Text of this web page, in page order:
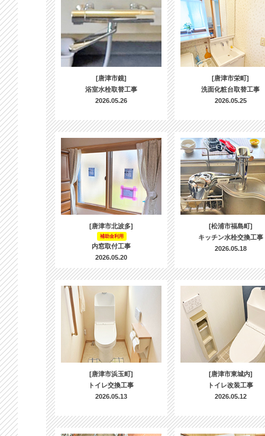
[唐津市鏡]
浴室水栓取替工事
2026.05.26
[唐津市栄町]
洗面化粧台取替工事
2026.05.25
[唐津市北波多]
補助金利用
内窓取付工事
2026.05.20
[松浦市福島町]
キッチン水栓交換工事
2026.05.18
[唐津市浜玉町]
トイレ交換工事
2026.05.13
[唐津市東城内]
トイレ改装工事
2026.05.12